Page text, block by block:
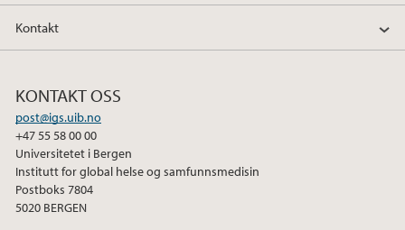
2009
Kontakt
KONTAKT OSS
post@igs.uib.no
+47 55 58 00 00
Universitetet i Bergen
Institutt for global helse og samfunnsmedisin
Postboks 7804
5020 BERGEN